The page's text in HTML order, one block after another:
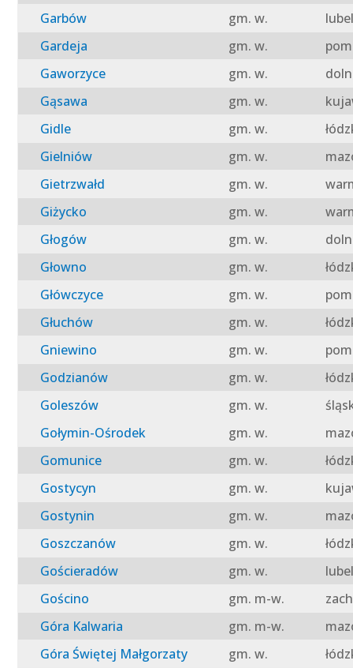
Garbów
gm. w.
Gardeja
gm. w.
Gaworzyce
gm. w.
Gąsawa
gm. w.
Gidle
gm. w.
Gielniów
gm. w.
Gietrzwałd
gm. w.
Giżycko
gm. w.
Głogów
gm. w.
Głowno
gm. w.
Główczyce
gm. w.
Głuchów
gm. w.
Gniewino
gm. w.
Godzianów
gm. w.
Goleszów
gm. w.
Gołymin-Ośrodek
gm. w.
Gomunice
gm. w.
Gostycyn
gm. w.
Gostynin
gm. w.
Goszczanów
gm. w.
Gościeradów
gm. w.
Gościno
gm. m-w.
Góra Kalwaria
gm. m-w.
Góra Świętej Małgorzaty
gm. w.